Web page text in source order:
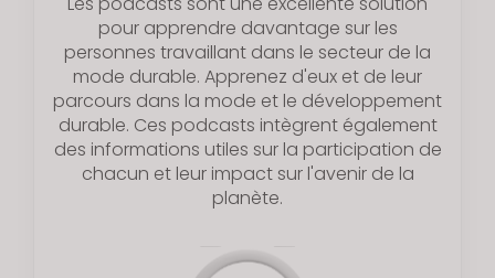
pour apprendre davantage sur les
personnes travaillant dans le secteur de la
mode durable. Apprenez d'eux et de leur
parcours dans la mode et le développement
durable. Ces podcasts intègrent également
des informations utiles sur la participation de
chacun et leur impact sur l'avenir de la
planète.